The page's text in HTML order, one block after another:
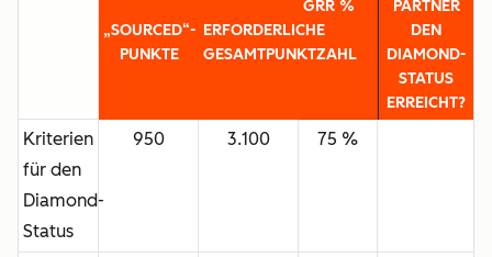
„SOURCED“-
PUNKTE
ERFORDERLICHE
GESAMTPUNKTZAHL
GRR %
PARTNER
DEN
DIAMOND-
STATUS
ERREICHT?
Kriterien
für den
Diamond-
Status
950 3.100 75 %